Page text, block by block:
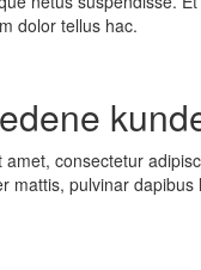
dolor tellus hac.
consectetur
mattis, pulvinar dapibus